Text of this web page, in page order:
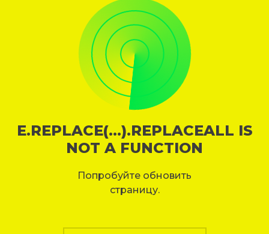
E.REPLACE(...).REPLACEALL IS
NOT A FUNCTION
Попробуйте обновить
страницу.